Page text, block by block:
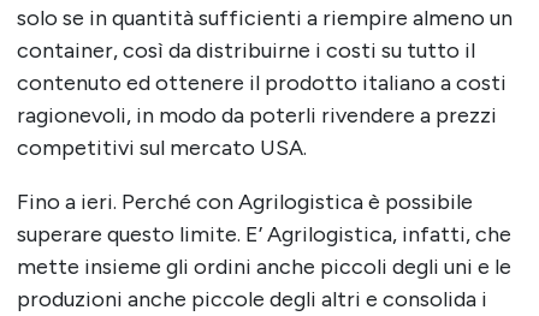
solo se in quantità sufficienti a riempire almeno un
container, così da distribuirne i costi su tutto il
contenuto ed ottenere il prodotto italiano a costi
ragionevoli, in modo da poterli rivendere a prezzi
competitivi sul mercato USA.
Fino a ieri. Perché con Agrilogistica è possibile
superare questo limite. E’ Agrilogistica, infatti, che
mette insieme gli ordini anche piccoli degli uni e le
produzioni anche piccole degli altri e consolida i